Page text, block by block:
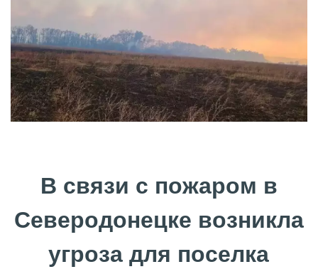
В связи с пожаром в
Северодонецке возникла
угроза для поселка